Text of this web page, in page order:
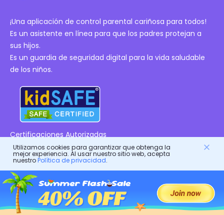
¡Una aplicación de control parental cariñosa para todos!
Es un asistente en línea para que los padres protejan a
sus hijos.
Es un guardia de seguridad digital para la vida saludable
de los niños.
Certificaciones Autorizadas
Compañía
Términos de servicio
Acuerdo de Licencia de Usuario Final
Recursos
Centro de ayuda
Utilizamos cookies para garantizar que obtenga la
mejor experiencia. Al usar nuestro sitio web, acepta
nuestroPolítica de privacidad.